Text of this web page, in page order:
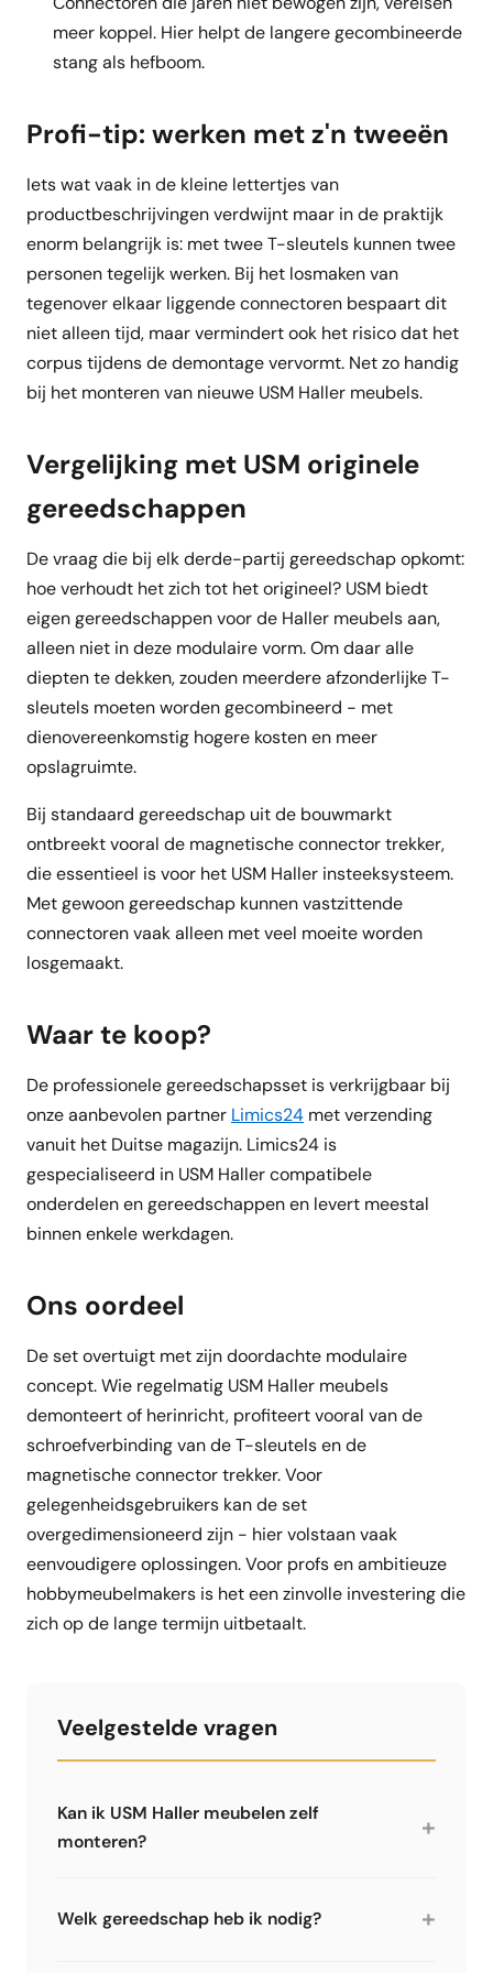
meer koppel. Hier helpt de langere gecombineerde
stang als hefboom.
Profi-tip: werken met z'n tweeën
Iets wat vaak in de kleine lettertjes van
productbeschrijvingen verdwijnt maar in de praktijk
enorm belangrijk is: met twee T-sleutels kunnen twee
personen tegelijk werken. Bij het losmaken van
tegenover elkaar liggende connectoren bespaart dit
niet alleen tijd, maar vermindert ook het risico dat het
corpus tijdens de demontage vervormt. Net zo handig
bij het monteren van nieuwe USM Haller meubels.
Vergelijking met USM originele
gereedschappen
De vraag die bij elk derde-partij gereedschap opkomt:
hoe verhoudt het zich tot het origineel? USM biedt
eigen gereedschappen voor de Haller meubels aan,
alleen niet in deze modulaire vorm. Om daar alle
diepten te dekken, zouden meerdere afzonderlijke T-
sleutels moeten worden gecombineerd - met
dienovereenkomstig hogere kosten en meer
opslagruimte.
Bij standaard gereedschap uit de bouwmarkt
ontbreekt vooral de magnetische connector trekker,
die essentieel is voor het USM Haller insteeksysteem.
Met gewoon gereedschap kunnen vastzittende
connectoren vaak alleen met veel moeite worden
losgemaakt.
Waar te koop?
De professionele gereedschapsset is verkrijgbaar bij
onze aanbevolen partner Limics24 met verzending
vanuit het Duitse magazijn. Limics24 is
gespecialiseerd in USM Haller compatibele
onderdelen en gereedschappen en levert meestal
binnen enkele werkdagen.
Ons oordeel
De set overtuigt met zijn doordachte modulaire
concept. Wie regelmatig USM Haller meubels
demonteert of herinricht, profiteert vooral van de
schroefverbinding van de T-sleutels en de
magnetische connector trekker. Voor
gelegenheidsgebruikers kan de set
overgedimensioneerd zijn - hier volstaan vaak
eenvoudigere oplossingen. Voor profs en ambitieuze
hobbymeubelmakers is het een zinvolle investering die
zich op de lange termijn uitbetaalt.
Veelgestelde vragen
Kan ik USM Haller meubelen zelf
monteren?
+
doen. Het insteeksysteem is logisch. Je hebt
echter speciaal gereedschap nodig - een
Welk gereedschap heb ik nodig? +